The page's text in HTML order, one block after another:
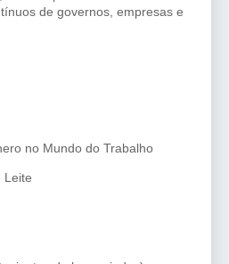
de governos, empresas e
no Mundo do Trabalho
Leite